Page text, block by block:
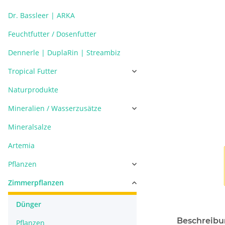
Dr. Bassleer | ARKA
Feuchtfutter / Dosenfutter
Dennerle | DuplaRin | Streambiz
Tropical Futter
Naturprodukte
Mineralien / Wasserzusätze
Mineralsalze
Artemia
Pflanzen
Zimmerpflanzen
Dünger
Pflanzen